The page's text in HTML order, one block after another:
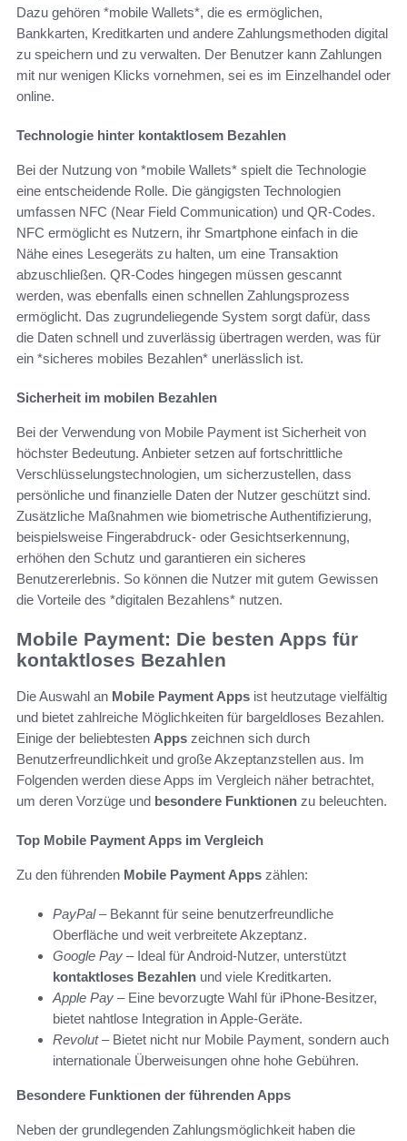
Dazu gehören *mobile Wallets*, die es ermöglichen,
Bankkarten, Kreditkarten und andere Zahlungsmethoden digital
zu speichern und zu verwalten. Der Benutzer kann Zahlungen
mit nur wenigen Klicks vornehmen, sei es im Einzelhandel oder
online.
Technologie hinter kontaktlosem Bezahlen
Bei der Nutzung von *mobile Wallets* spielt die Technologie
eine entscheidende Rolle. Die gängigsten Technologien
umfassen NFC (Near Field Communication) und QR-Codes.
NFC ermöglicht es Nutzern, ihr Smartphone einfach in die
Nähe eines Lesegeräts zu halten, um eine Transaktion
abzuschließen. QR-Codes hingegen müssen gescannt
werden, was ebenfalls einen schnellen Zahlungsprozess
ermöglicht. Das zugrundeliegende System sorgt dafür, dass
die Daten schnell und zuverlässig übertragen werden, was für
ein *sicheres mobiles Bezahlen* unerlässlich ist.
Sicherheit im mobilen Bezahlen
Bei der Verwendung von Mobile Payment ist Sicherheit von
höchster Bedeutung. Anbieter setzen auf fortschrittliche
Verschlüsselungstechnologien, um sicherzustellen, dass
persönliche und finanzielle Daten der Nutzer geschützt sind.
Zusätzliche Maßnahmen wie biometrische Authentifizierung,
beispielsweise Fingerabdruck- oder Gesichtserkennung,
erhöhen den Schutz und garantieren ein sicheres
Benutzererlebnis. So können die Nutzer mit gutem Gewissen
die Vorteile des *digitalen Bezahlens* nutzen.
Mobile Payment: Die besten Apps für
kontaktloses Bezahlen
Die Auswahl an Mobile Payment Apps ist heutzutage vielfältig
und bietet zahlreiche Möglichkeiten für bargeldloses Bezahlen.
Einige der beliebtesten Apps zeichnen sich durch
Benutzerfreundlichkeit und große Akzeptanzstellen aus. Im
Folgenden werden diese Apps im Vergleich näher betrachtet,
um deren Vorzüge und besondere Funktionen zu beleuchten.
Top Mobile Payment Apps im Vergleich
Zu den führenden Mobile Payment Apps zählen:
PayPal– Bekannt für seine benutzerfreundliche
Oberfläche und weit verbreitete Akzeptanz.
Google Pay – Ideal für Android-Nutzer, unterstützt
kontaktloses Bezahlen und viele Kreditkarten.
Apple Pay – Eine bevorzugte Wahl für iPhone-Besitzer,
bietet nahtlose Integration in Apple-Geräte.
Revolut– Bietet nicht nur Mobile Payment, sondern auch
internationale Überweisungen ohne hohe Gebühren.
Besondere Funktionen der führenden Apps
Neben der grundlegenden Zahlungsmöglichkeit haben die